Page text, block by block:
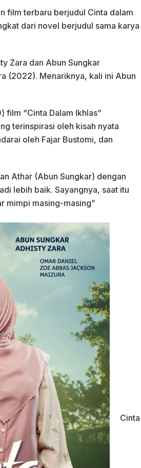
film terbaru berjudul Cinta dalam
dari novel berjudul sama karya
Zara dan Abun Sungkar
(2022). Menariknya, kali ini Abun
film “Cinta Dalam Ikhlas”
terinspirasi oleh kisah nyata
oleh Fajar Bustomi, dan
Athar (Abun Sungkar) dengan
lebih baik. Sayangnya, saat itu
mimpi masing-masing”
Cinta